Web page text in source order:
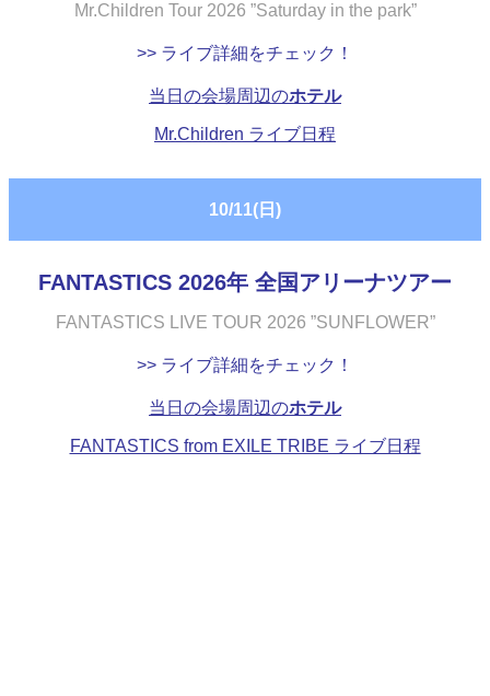
Mr.Children Tour 2026 ”Saturday in the park”
>> ライブ詳細をチェック！
当日の会場周辺のホテル
Mr.Children ライブ日程
10/11(日)
FANTASTICS 2026年 全国アリーナツアー
FANTASTICS LIVE TOUR 2026 ”SUNFLOWER”
>> ライブ詳細をチェック！
当日の会場周辺のホテル
FANTASTICS from EXILE TRIBE ライブ日程